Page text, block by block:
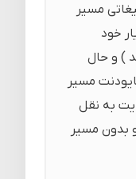
مسیر
خود
) و حال
مسیر
به نقل
بدون مسیر